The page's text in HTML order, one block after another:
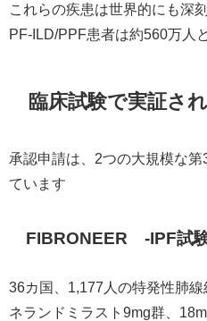
これらの疾患は世界的にも深
PF-ILD/PPF患者は約560万人
臨床試験で実証さ
承認申請は、2つの大規模な
ています
FIBRONEER™-IPF試
36カ国、1,177人の特発性肺
ネランドミラスト9mg群、